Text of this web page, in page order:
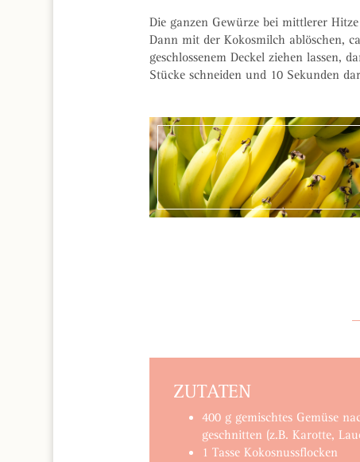
Die ganzen Gewürze bei mittlerer
Dann mit der Kokosmilch ablöschen,
geschlossenem Deckel ziehen lassen,
Stücke schneiden und 10 Sekunden
ZUTATEN
400 g gemischtes Gemüse
geschnitten (z.B. Karotte,
1 Tasse Kokosnussflocken